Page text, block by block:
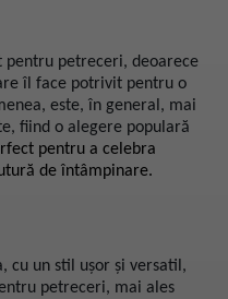
pentru petreceri, deoarece
îl face potrivit pentru o
este, în general, mai
fiind o alegere populară
pentru a celebra
de întâmpinare.
cu un stil ușor și versatil,
petreceri, mai ales